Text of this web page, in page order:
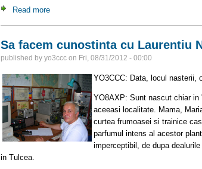
Read more
Sa facem cunostinta cu Laurentiu
published by yo3ccc on Fri, 08/31/2012 - 00:00
YO3CCC: Data, locul nasterii,
YO8AXP: Sunt nascut chiar in
aceeasi localitate. Mama,
curtea frumoasei si trainice
parfumul intens al acestor
imperceptibil, de dupa
in Tulcea.